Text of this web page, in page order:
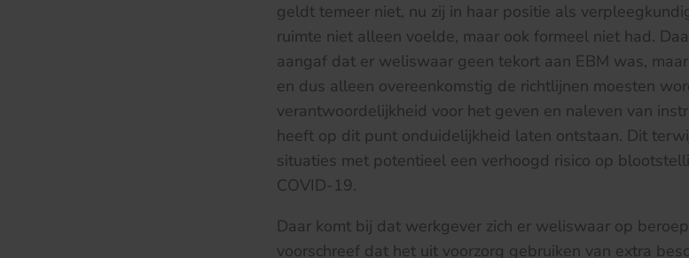
geldt temeer niet, nu zij in haar positie als
ruimte niet alleen voelde, maar ook formeel niet had.
aangaf dat er weliswaar geen tekort aan EBM was,
en dus alleen overeenkomstig de richtlijnen moesten
verantwoordelijkheid voor het geven en naleven van
heeft op dit punt onduidelijkheid laten ontstaan. Dit
situaties met potentieel een verhoogd risico op
COVID-19.
Daar komt bij dat werkgever zich er weliswaar op
voorschreef dat het uit voorzorg gebruiken van extra